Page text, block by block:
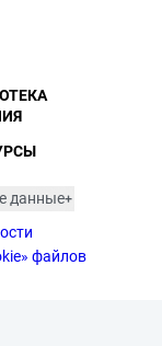
данные
файлов